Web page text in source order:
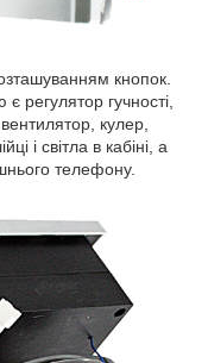
кнопок.
регулятор гучності,
кулер,
і світла в кабіні, а
телефону.